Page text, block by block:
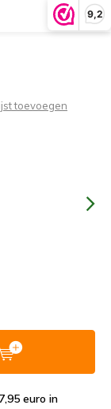
9,2
toevoegen
euro in